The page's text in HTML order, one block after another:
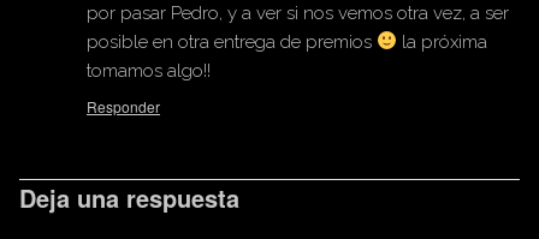
por pasar Pedro, y a ver si nos vemos otra vez, a ser
posible en otra entrega de premios
la próxima
tomamos algo!!
Responder
Deja una respuesta